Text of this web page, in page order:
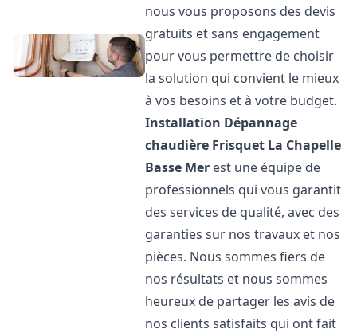
nous vous proposons des devis
gratuits et sans engagement
pour vous permettre de choisir
la solution qui convient le mieux
à vos besoins et à votre budget.
Installation Dépannage
chaudière Frisquet La Chapelle
Basse Mer est une équipe de
professionnels qui vous garantit
des services de qualité, avec des
garanties sur nos travaux et nos
pièces. Nous sommes fiers de
nos résultats et nous sommes
heureux de partager les avis de
nos clients satisfaits qui ont fait